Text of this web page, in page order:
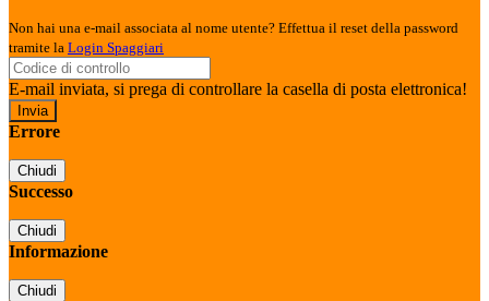
Non hai una e-mail associata al nome utente? Effettua il reset della password
tramite la Login Spaggiari
E-mail inviata, si prega di controllare la casella di posta elettronica!
Errore
Chiudi
Successo
Chiudi
Informazione
Chiudi